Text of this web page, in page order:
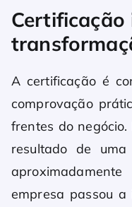
A certificação é
comprovação
frentes do
resultado de
empresa passou